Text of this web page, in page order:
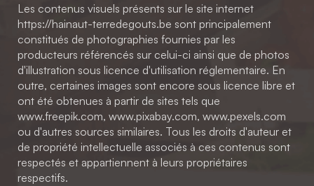
Les contenus visuels présents sur le site internet
https://hainaut-terredegouts.be sont principalement
constitués de photographies fournies par les
producteurs référencés sur celui-ci ainsi que de photos
d'illustration sous licence d'utilisation réglementaire. En
outre, certaines images sont encore sous licence libre et
ont été obtenues à partir de sites tels que
www.freepik.com, www.pixabay.com, www.pexels.com
ou d'autres sources similaires. Tous les droits d'auteur et
de propriété intellectuelle associés à ces contenus sont
respectés et appartiennent à leurs propriétaires
respectifs.